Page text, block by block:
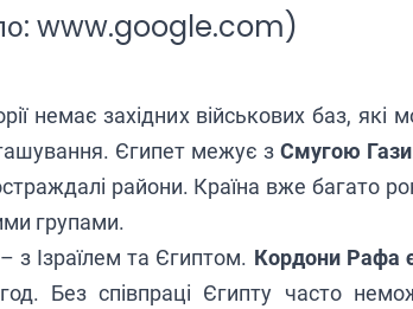
www.google.com)
немає західних військових баз, які
Єгипет межує зСмугою Гази
райони. Країна вже багато
групами.
Ізраїлем та Єгиптом. Кордони Рафа
Без співпраці Єгипту часто